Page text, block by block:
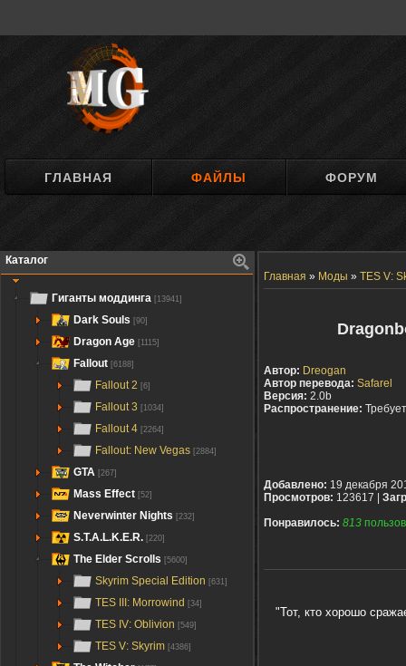
ГЛАВНАЯ ФАЙЛЫ ФОРУМ
Каталог
Гиганты моддинга [13941]
Dark Souls [90]
Dragon Age [1115]
Fallout [6188]
Fallout 2 [6]
Fallout 3 [1034]
Fallout 4 [2264]
Fallout: New Vegas [2884]
GTA [267]
Mass Effect [52]
Neverwinter Nights [232]
S.T.A.L.K.E.R. [220]
The Elder Scrolls [5600]
Skyrim Special Edition [631]
TES III: Morrowind [34]
TES IV: Oblivion [549]
TES V: Skyrim [4386]
Главная » Моды » TES V:
Автор: Dreogan
Автор перевода: Safarel
Версия: 2.0b
Распространение:
Добавлено: 19 декабря
Просмотров: 123617 |
Понравилось: 813
"Тот, кто хорошо